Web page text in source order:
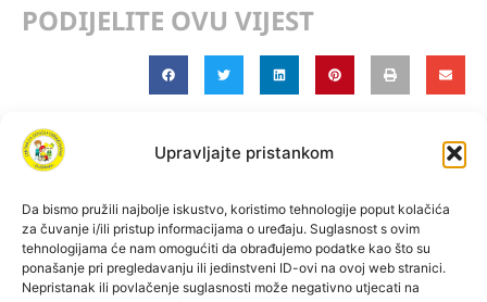
Upravljajte pristankom
Da bismo pružili najbolje iskustvo, koristimo tehnologije poput kolačića
za čuvanje i/ili pristup informacijama o uređaju. Suglasnost s ovim
tehnologijama će nam omogućiti da obrađujemo podatke kao što su
ponašanje pri pregledavanju ili jedinstveni ID-ovi na ovoj web stranici.
Nepristanak ili povlačenje suglasnosti može negativno utjecati na
PODIJELITE OVU VIJEST
Izjava o pristupačnosti Pravila privatnosti